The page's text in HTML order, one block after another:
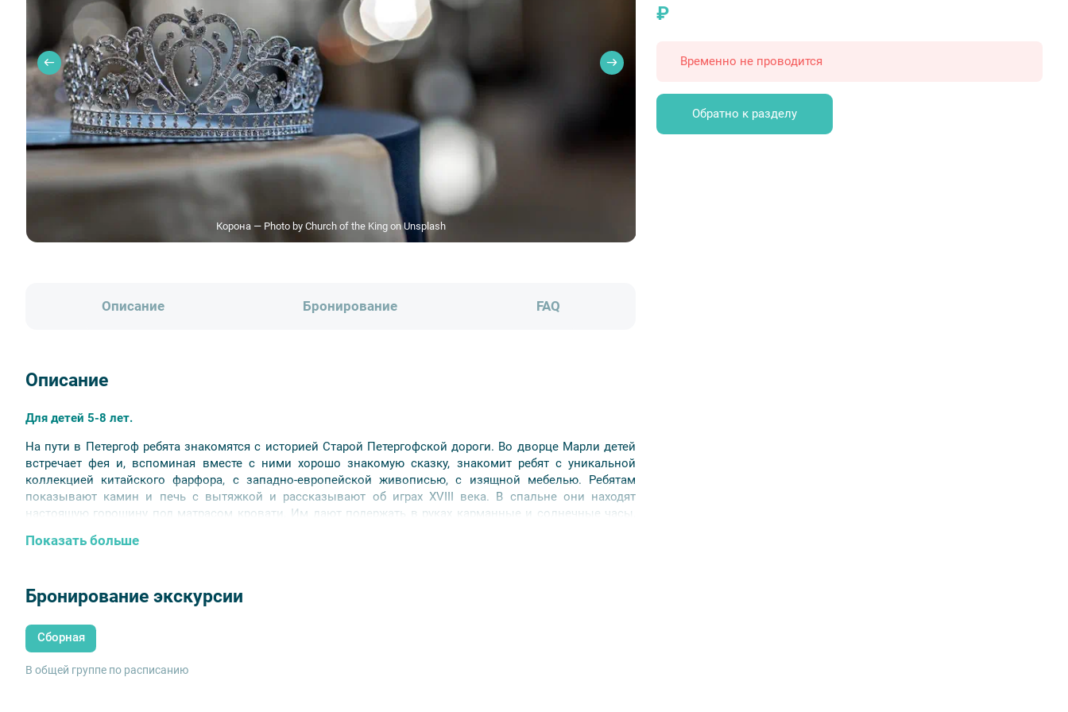
Корона — Photo by Church of the King on Unsplash
₽
Временно не проводится
Обратно к разделу
Описание Бронирование FAQ
Описание
Для детей 5-8 лет.
На пути в Петергоф ребята знакомятся с историей Старой Петергофской дороги. Во дворце Марли детей
встречает фея и, вспоминая вместе с ними хорошо знакомую сказку, знакомит ребят с уникальной
коллекцией китайского фарфора, с западно-европейской живописью, с изящной мебелью. Ребятам
показывают камин и печь с вытяжкой и рассказывают об играх XVIII века. В спальне они находят
настоящую горошину под матрасом кровати. Им дают подержать в руках карманные и солнечные часы,
картонных кавалеров и даму и узнают названия деталей старинной одежды.
Показать больше
Бронирование экскурсии
Сборная
В общей группе по расписанию